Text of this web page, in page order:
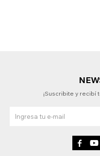
¡Suscribite y recibí
 